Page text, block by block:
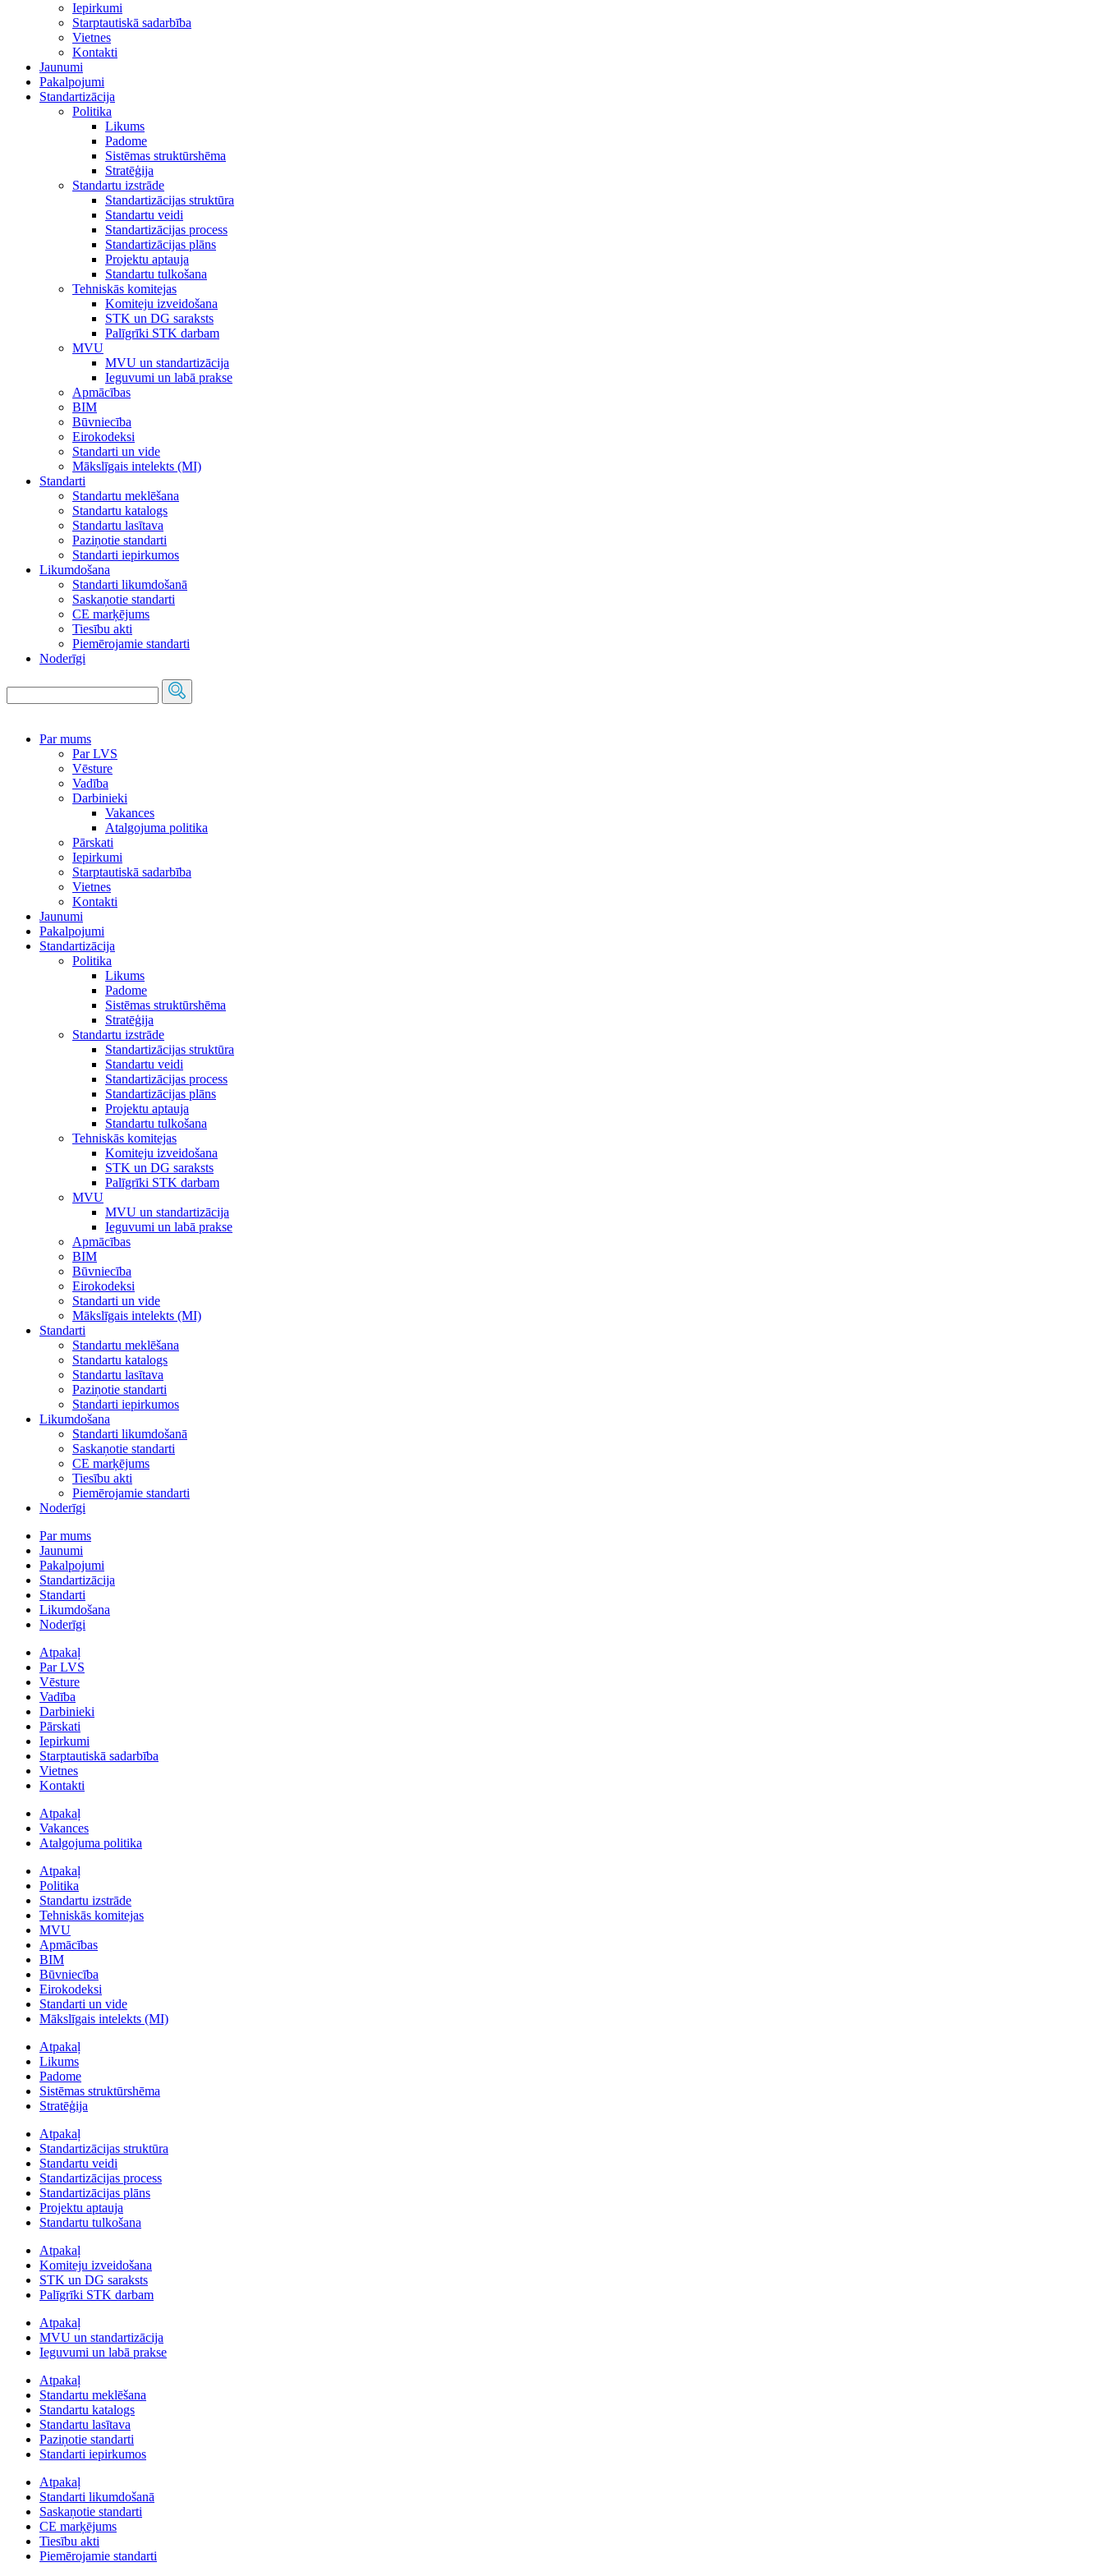
Iepirkumi
Starptautiskā sadarbība
Vietnes
Kontakti
Jaunumi
Pakalpojumi
Standartizācija
Politika
Likums
Padome
Sistēmas struktūrshēma
Stratēģija
Standartu izstrāde
Standartizācijas struktūra
Standartu veidi
Standartizācijas process
Standartizācijas plāns
Projektu aptauja
Standartu tulkošana
Tehniskās komitejas
Komiteju izveidošana
STK un DG saraksts
Palīgrīki STK darbam
MVU
MVU un standartizācija
Ieguvumi un labā prakse
Apmācības
BIM
Būvniecība
Eirokodeksi
Standarti un vide
Mākslīgais intelekts (MI)
Standarti
Standartu meklēšana
Standartu katalogs
Standartu lasītava
Paziņotie standarti
Standarti iepirkumos
Likumdošana
Standarti likumdošanā
Saskaņotie standarti
CE marķējums
Tiesību akti
Piemērojamie standarti
Noderīgi
Par mums
Par LVS
Vēsture
Vadība
Darbinieki
Vakances
Atalgojuma politika
Pārskati
Iepirkumi
Starptautiskā sadarbība
Vietnes
Kontakti
Jaunumi
Pakalpojumi
Standartizācija
Politika
Likums
Padome
Sistēmas struktūrshēma
Stratēģija
Standartu izstrāde
Standartizācijas struktūra
Standartu veidi
Standartizācijas process
Standartizācijas plāns
Projektu aptauja
Standartu tulkošana
Tehniskās komitejas
Komiteju izveidošana
STK un DG saraksts
Palīgrīki STK darbam
MVU
MVU un standartizācija
Ieguvumi un labā prakse
Apmācības
BIM
Būvniecība
Eirokodeksi
Standarti un vide
Mākslīgais intelekts (MI)
Standarti
Standartu meklēšana
Standartu katalogs
Standartu lasītava
Paziņotie standarti
Standarti iepirkumos
Likumdošana
Standarti likumdošanā
Saskaņotie standarti
CE marķējums
Tiesību akti
Piemērojamie standarti
Noderīgi
Par mums
Jaunumi
Pakalpojumi
Standartizācija
Standarti
Likumdošana
Noderīgi
Atpakaļ
Par LVS
Vēsture
Vadība
Darbinieki
Pārskati
Iepirkumi
Starptautiskā sadarbība
Vietnes
Kontakti
Atpakaļ
Vakances
Atalgojuma politika
Atpakaļ
Politika
Standartu izstrāde
Tehniskās komitejas
MVU
Apmācības
BIM
Būvniecība
Eirokodeksi
Standarti un vide
Mākslīgais intelekts (MI)
Atpakaļ
Likums
Padome
Sistēmas struktūrshēma
Stratēģija
Atpakaļ
Standartizācijas struktūra
Standartu veidi
Standartizācijas process
Standartizācijas plāns
Projektu aptauja
Standartu tulkošana
Atpakaļ
Komiteju izveidošana
STK un DG saraksts
Palīgrīki STK darbam
Atpakaļ
MVU un standartizācija
Ieguvumi un labā prakse
Atpakaļ
Standartu meklēšana
Standartu katalogs
Standartu lasītava
Paziņotie standarti
Standarti iepirkumos
Atpakaļ
Standarti likumdošanā
Saskaņotie standarti
CE marķējums
Tiesību akti
Piemērojamie standarti